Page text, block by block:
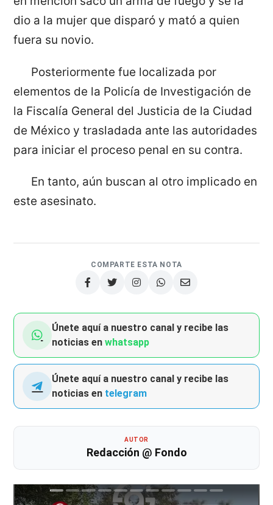
dio a la mujer que disparó y mató a quien
fuera su novio.
Posteriormente fue localizada por
elementos de la Policía de Investigación de
la Fiscalía General del Justicia de la Ciudad
de México y trasladada ante las autoridades
para iniciar el proceso penal en su contra.
En tanto, aún buscan al otro implicado en
este asesinato.
COMPARTE ESTA NOTA
Únete aquí a nuestro canal y recibe las
noticias enwhatsapp
Únete aquí a nuestro canal y recibe las
noticias en telegram
AUTOR
Redacción @ Fondo